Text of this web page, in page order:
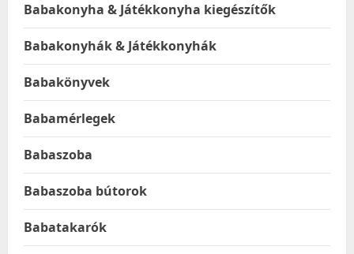
Babakonyha & Játékkonyha kiegészítők
Babakonyhák & Játékkonyhák
Babakönyvek
Babamérlegek
Babaszoba
Babaszoba bútorok
Babatakarók